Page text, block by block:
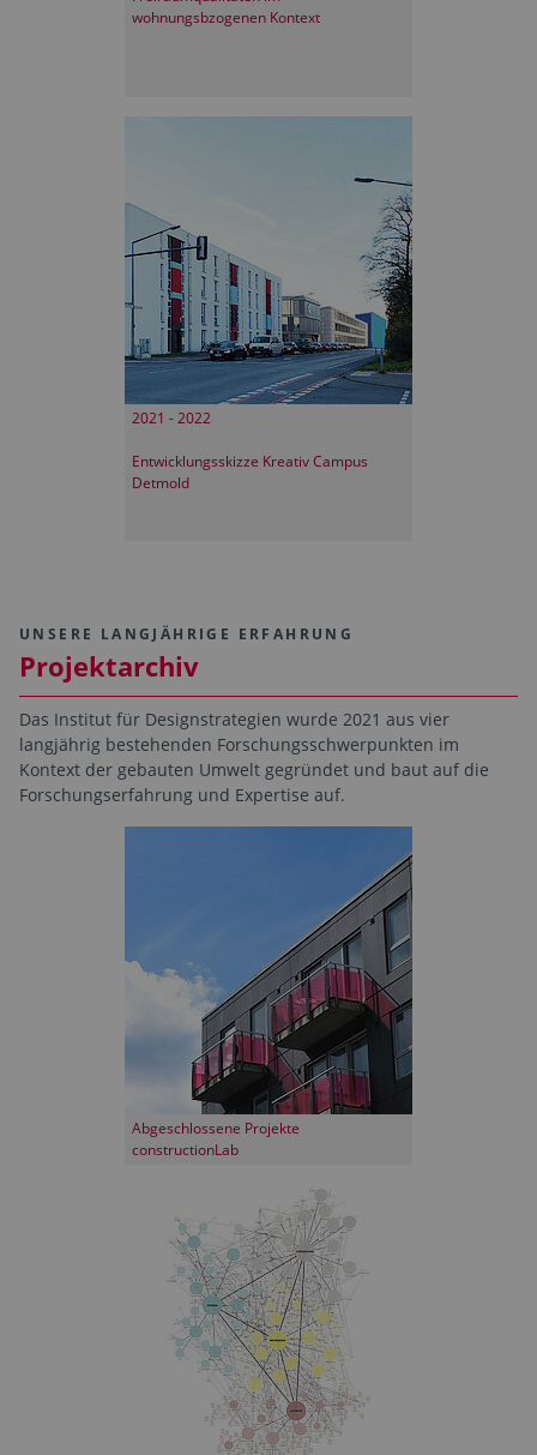
wohnungsbzogenen Kontext
2021 - 2022
Entwicklungsskizze Kreativ Campus
Detmold
UNSERE LANGJÄHRIGE ERFAHRUNG
Projektarchiv
Das Institut für Designstrategien wurde 2021 aus vier
langjährig bestehenden Forschungsschwerpunkten im
Kontext der gebauten Umwelt gegründet und baut auf die
Forschungserfahrung und Expertise auf.
Abgeschlossene Projekte
constructionLab